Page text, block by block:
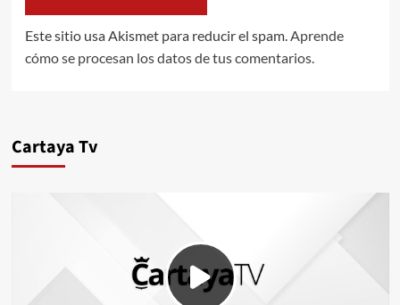
Este sitio usa Akismet para reducir el spam. Aprende
cómo se procesan los datos de tus comentarios.
Cartaya Tv